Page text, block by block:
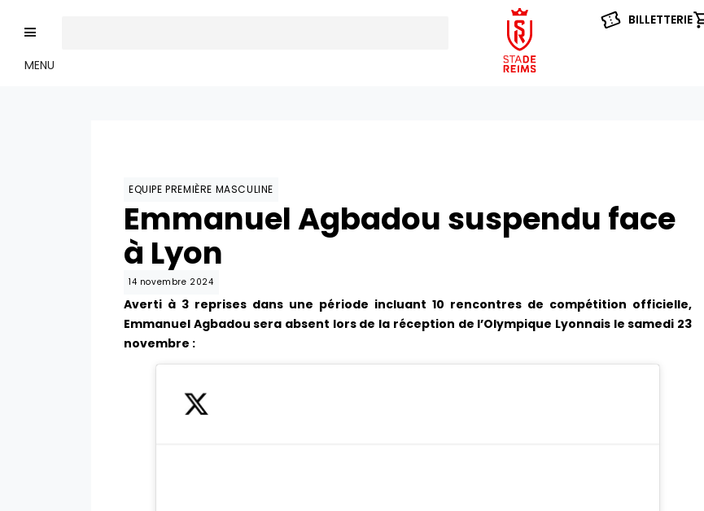
MENU
BILLETTERIE
EQUIPE PREMIÈRE MASCULINE
Emmanuel Agbadou suspendu face
à Lyon
14 novembre 2024
Averti à 3 reprises dans une période incluant 10 rencontres de compétition officielle,
Emmanuel Agbadou sera absent lors de la réception de l’Olympique Lyonnais le samedi 23
novembre :